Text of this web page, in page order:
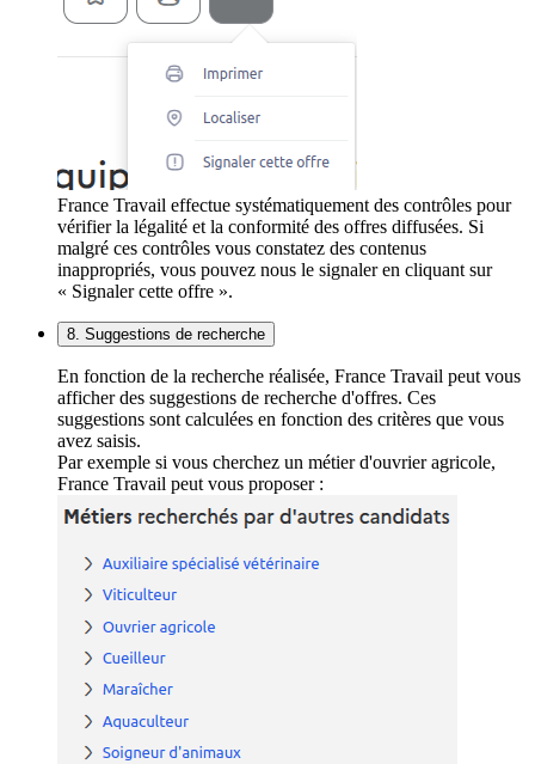
France Travail effectue systématiquement des contrôles pour
vérifier la légalité et la conformité des offres diffusées. Si
malgré ces contrôles vous constatez des contenus
inappropriés, vous pouvez nous le signaler en cliquant sur
« Signaler cette offre ».
8. Suggestions de recherche
En fonction de la recherche réalisée, France Travail peut vous
afficher des suggestions de recherche d'offres. Ces
suggestions sont calculées en fonction des critères que vous
avez saisis.
Par exemple si vous cherchez un métier d'ouvrier agricole,
France Travail peut vous proposer :